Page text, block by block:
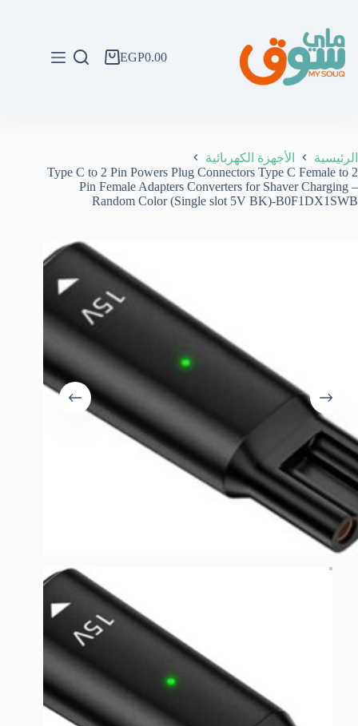
المحتوى
عربةEGP0.00
الرئيسية
الأجهزة الكهربائية
Type C to 2 Pin Powers Plug Connectors Type C Female to 2
Pin Female Adapters Converters for Shaver Charging –
Random Color (Single slot 5V BK)-B0F1DX1SWB